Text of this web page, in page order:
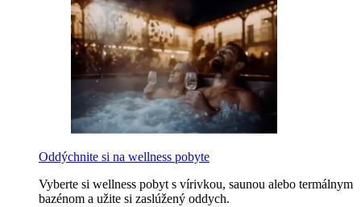
Oddýchnite si na wellness pobyte
Vyberte si wellness pobyt s vírivkou, saunou alebo termálnym
bazénom a užite si zaslúžený oddych.